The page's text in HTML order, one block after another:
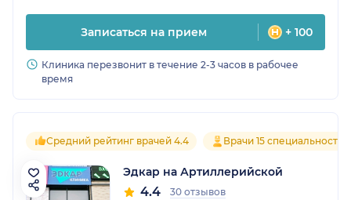
Записаться на прием + 100
Клиника перезвонит в течение 2-3 часов в рабочее
время
Средний рейтинг врачей 4.4 Врачи 15 специальностей
Эдкар на Артиллерийской
4.4 30 отзывов